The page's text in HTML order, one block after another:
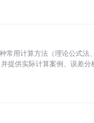
常用计算方法（理论公式法
提供实际计算案例、误差